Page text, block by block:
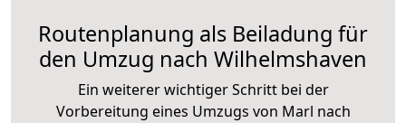
Routenplanung als Beiladung für
den Umzug nach Wilhelmshaven
Ein weiterer wichtiger Schritt bei der
Vorbereitung eines Umzugs von Marl nach